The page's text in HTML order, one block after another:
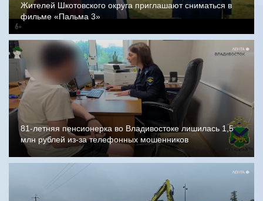
Жителей Шкотовского округа приглашают сниматься в
фильме «Пальма 3»
81-летняя пенсионерка во Владивостоке лишилась 1,5
млн рублей из-за телефонных мошенников